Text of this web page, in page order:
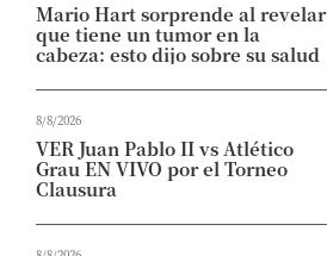
Mario Hart sorprende al revelar
que tiene un tumor en la
cabeza: esto dijo sobre su salud
8/8/2026
VER Juan Pablo II vs Atlético
Grau EN VIVO por el Torneo
Clausura